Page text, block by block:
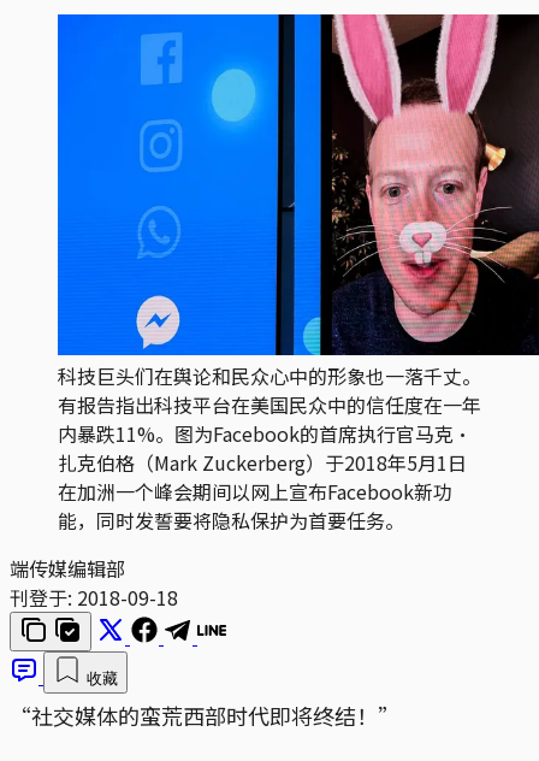
科技巨头们在舆论和民众心中的形象也一落千丈。
有报告指出科技平台在美国民众中的信任度在一年
内暴跌11%。图为Facebook的首席执行官马克·
扎克伯格（Mark Zuckerberg）于2018年5月1日
在加洲一个峰会期间以网上宣布Facebook新功
能，同时发誓要将隐私保护为首要任务。
端传媒编辑部
刊登于: 2018-09-18
收藏
“社交媒体的蛮荒西部时代即将终结！”